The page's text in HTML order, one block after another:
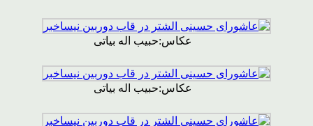
عکاس:حبیب اله بیاتی
عکاس:حبیب اله بیاتی